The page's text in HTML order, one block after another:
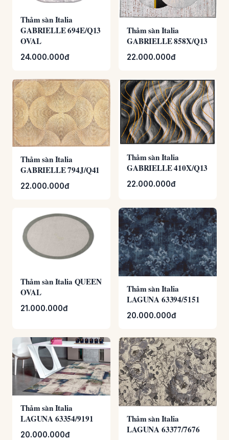
Thảm sàn Italia
GABRIELLE 694E/Q13
OVAL
24.000.000đ
Thảm sàn Italia
GABRIELLE 858X/Q13
22.000.000đ
Thảm sàn Italia
GABRIELLE 794J/Q41
22.000.000đ
Thảm sàn Italia
GABRIELLE 410X/Q13
22.000.000đ
Thảm sàn Italia QUEEN
OVAL
21.000.000đ
Thảm sàn Italia
LAGUNA 63394/5151
20.000.000đ
Thảm sàn Italia
LAGUNA 63354/9191
20.000.000đ
Thảm sàn Italia
LAGUNA 63377/7676